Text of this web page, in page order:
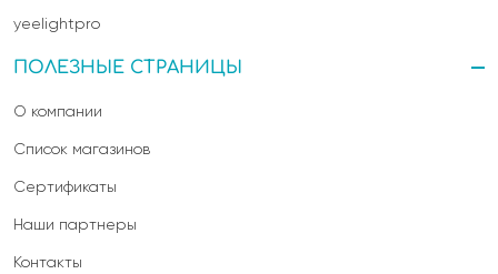
ПОЛЕЗНЫЕ СТРАНИЦЫ
О компании
Список магазинов
Сертификаты
Наши партнеры
Контакты
yeelightpro